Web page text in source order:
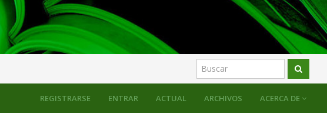
ACTUAL ARCHIVOS ACERCA DE
REGISTRARSE ENTRAR